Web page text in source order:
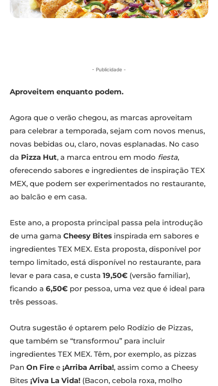
- Publicidade -
Aproveitem enquanto podem.
Agora que o verão chegou, as marcas aproveitam
para celebrar a temporada, sejam com novos menus,
novas bebidas ou, claro, novas esplanadas. No caso
da Pizza Hut, a marca entrou em modo fiesta,
oferecendo sabores e ingredientes de inspiração TEX
MEX, que podem ser experimentados no restaurante,
ao balcão e em casa.
Este ano, a proposta principal passa pela introdução
de uma gama Cheesy Bites inspirada em sabores e
ingredientes TEX MEX. Esta proposta, disponível por
tempo limitado, está disponível no restaurante, para
levar e para casa, e custa 19,50€ (versão familiar),
ficando a 6,50€ por pessoa, uma vez que é ideal para
três pessoas.
Outra sugestão é optarem pelo Rodízio de Pizzas,
que também se “transformou” para incluir
ingredientes TEX MEX. Têm, por exemplo, as pizzas
Pan On Fire e ¡Arriba Arriba!, assim como a Cheesy
Bites ¡Viva La Vida! (Bacon, cebola roxa, molho